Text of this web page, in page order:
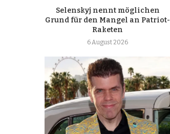
Selenskyj nennt möglichen
Grund für den Mangel an Patriot-
Raketen
6 August 2026